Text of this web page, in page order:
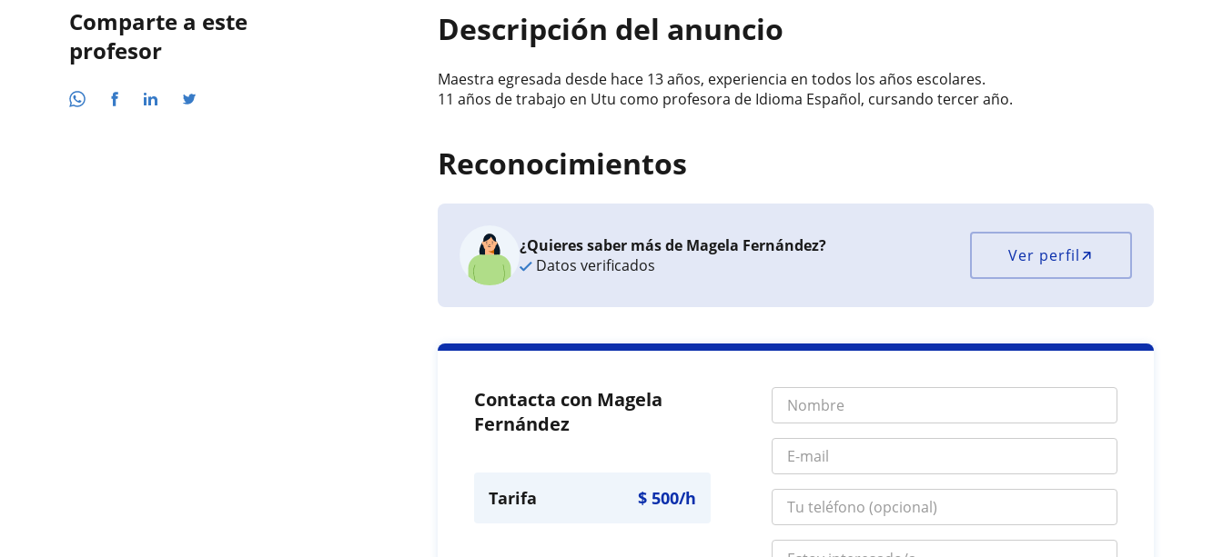
Comparte a este
profesor
Descripción del anuncio
Maestra egresada desde hace 13 años, experiencia en todos los años escolares.
11 años de trabajo en Utu como profesora de Idioma Español, cursando tercer año.
Reconocimientos
¿Quieres saber más de Magela Fernández?
Datos verificados
Ver perfil
Contacta con Magela
Fernández
Tarifa $500/h